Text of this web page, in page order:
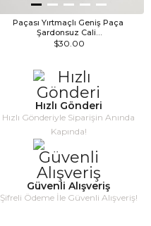
Paçası Yırtmaçlı Geniş Paça
Şardonsuz Cali…
$30.00
Hızlı Gönderi
Hızlı Gönderiyle Siparişin Anında
Kapında!
Güvenli Alışveriş
Şifreli Ödeme İle Güvenli Alışveriş!